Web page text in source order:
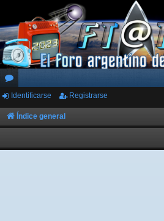
or
os
Identificarse Registrarse
Índice general